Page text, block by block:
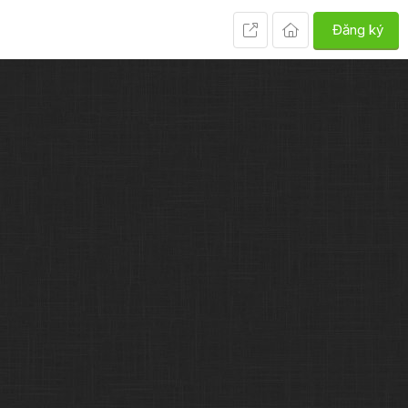
Đăng ký